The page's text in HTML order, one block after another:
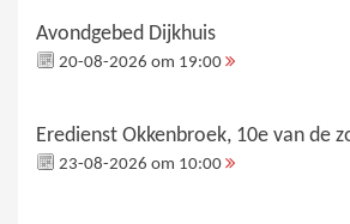
Avondgebed Dijkhuis
20-08-2026 om 19:00
Eredienst Okkenbroek, 10e van de
23-08-2026 om 10:00